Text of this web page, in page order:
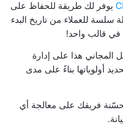
يوفر لك طريقة للحفاظ على
للعملاء من تاريخ البدء
في قالب واحد!
هذا على إدارة
أولوياتها بناءً على مدى
فريقك على معالجة أي